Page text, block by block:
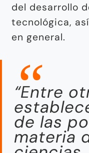
del desarrollo
tecnológica,
en general.
“Entre
de las
materia